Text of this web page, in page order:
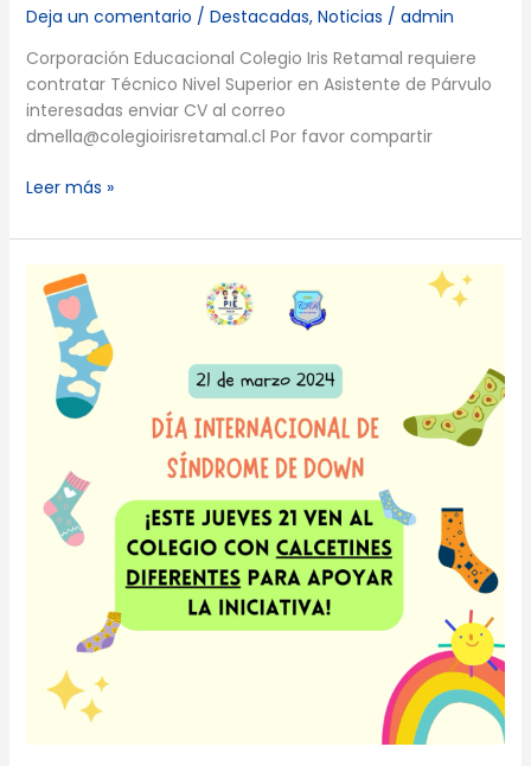
Deja un comentario / Destacadas, Noticias / admin
Corporación Educacional Colegio Iris Retamal requiere
contratar Técnico Nivel Superior en Asistente de Párvulo
interesadas enviar CV al correo
dmella@colegioirisretamal.cl Por favor compartir
Leer más »
Jueves
conmemoraremos
internacional
Down